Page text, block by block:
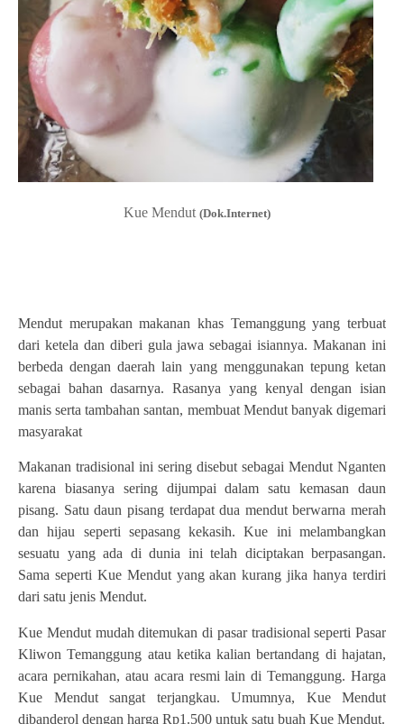
Kue Mendut (Dok.Internet)
Mendut merupakan makanan khas Temanggung yang terbuat
dari ketela dan diberi gula jawa sebagai isiannya. Makanan ini
berbeda dengan daerah lain yang menggunakan tepung ketan
sebagai bahan dasarnya. Rasanya yang kenyal dengan isian
manis serta tambahan santan, membuat Mendut banyak digemari
masyarakat
Makanan tradisional ini sering disebut sebagai Mendut Nganten
karena biasanya sering dijumpai dalam satu kemasan daun
pisang. Satu daun pisang terdapat dua mendut berwarna merah
dan hijau seperti sepasang kekasih. Kue ini melambangkan
sesuatu yang ada di dunia ini telah diciptakan berpasangan.
Sama seperti Kue Mendut yang akan kurang jika hanya terdiri
dari satu jenis Mendut.
Kue Mendut mudah ditemukan di pasar tradisional seperti Pasar
Kliwon Temanggung atau ketika kalian bertandang di hajatan,
acara pernikahan, atau acara resmi lain di Temanggung. Harga
Kue Mendut sangat terjangkau. Umumnya, Kue Mendut
dibanderol dengan harga Rp1.500 untuk satu buah Kue Mendut.